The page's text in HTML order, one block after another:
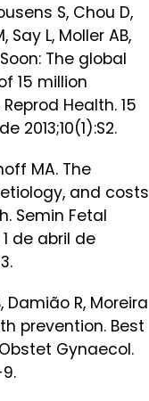
S, Chou D,
L, Moller AB,
The global
15 million
Health. 15
2013;10(1):S2.
MA. The
and costs
Semin Fetal
de abril de
Damião R, Moreira
prevention. Best
Gynaecol.